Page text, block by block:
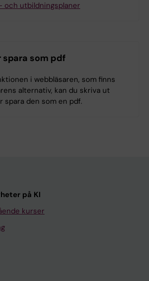
och utbildningsplaner
spara som pdf
i webbläsaren, som finns
alternativ, kan du skriva ut
spara den som en pdf.
på KI
kurser